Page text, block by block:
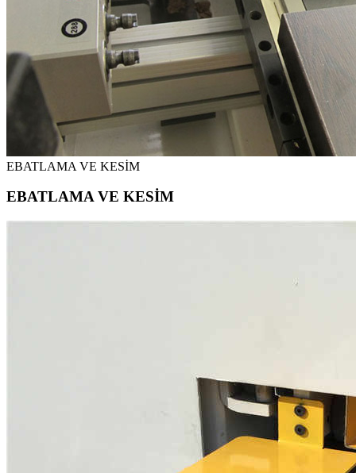
EBATLAMA VE KESİM
EBATLAMA VE KESİM